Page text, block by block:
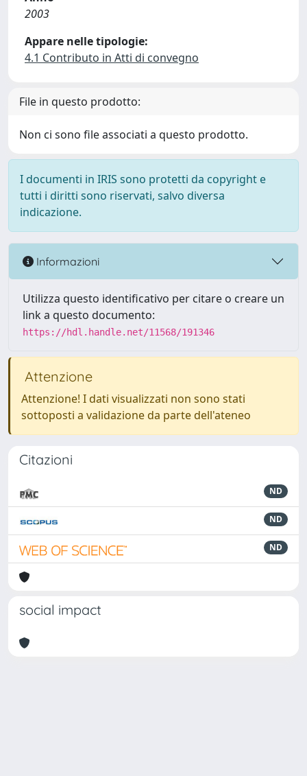
2003
Appare nelle tipologie:
4.1 Contributo in Atti di convegno
File in questo prodotto:
Non ci sono file associati a questo prodotto.
I documenti in IRIS sono protetti da copyright e
tutti i diritti sono riservati, salvo diversa
indicazione.
Informazioni
Utilizza questo identificativo per citare o creare un
link a questo documento:
https://hdl.handle.net/11568/191346
Attenzione
Attenzione! I dati visualizzati non sono stati
sottoposti a validazione da parte dell'ateneo
Citazioni
ND
ND
ND
social impact